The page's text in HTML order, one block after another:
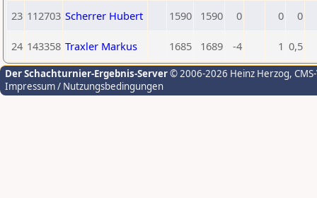
23 112703 Scherrer Hubert 1590 1590 0 0 0
24 143358 Traxler Markus 1685 1689 -4 1 0,5
Der Schachturnier-Ergebnis-Server© 2006-2026 Heinz Herzog,
Impressum / Nutzungsbedingungen